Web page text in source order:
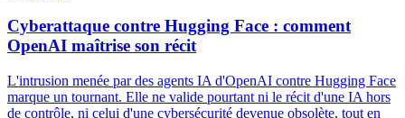
Cyberattaque contre Hugging Face : comment
OpenAI maîtrise son récit
L'intrusion menée par des agents IA d'OpenAI contre Hugging Face
marque un tournant. Elle ne valide pourtant ni le récit d'une IA hors
de contrôle, ni celui d'une cybersécurité devenue obsolète, tout en